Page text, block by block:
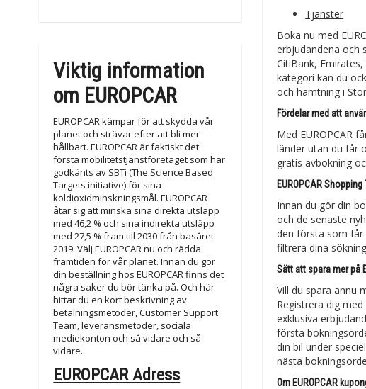
Tjänster
Boka nu med
erbjudandena och
CitiBank, Emirates,
kategori kan du
och hämtning i
Fördelar med att
Med EUROPCAR
länder utan du får
gratis avbokning
EUROPCAR Shopping
Innan du gör din
och de senaste
den första som får
filtrera dina
Sätt att spara mer på
Vill du spara ännu
Registrera dig
exklusiva
första
din bil under
nästa
Om EUROPCAR
Viktig information
om EUROPCAR
EUROPCAR kämpar för att skydda vår
planet och strävar efter att bli mer
hållbart. EUROPCAR är faktiskt det
första mobilitetstjänstföretaget som har
godkänts av SBTi (The Science Based
Targets initiative) för sina
koldioxidminskningsmål. EUROPCAR
åtar sig att minska sina direkta utsläpp
med 46,2 % och sina indirekta utsläpp
med 27,5 % fram till 2030 från basåret
2019. Välj EUROPCAR nu och rädda
framtiden för vår planet. Innan du gör
din beställning hos EUROPCAR finns det
några saker du bör tänka på. Och här
hittar du en kort beskrivning av
betalningsmetoder, Customer Support
Team, leveransmetoder, sociala
mediekonton och så vidare och så
vidare.
EUROPCAR Adress